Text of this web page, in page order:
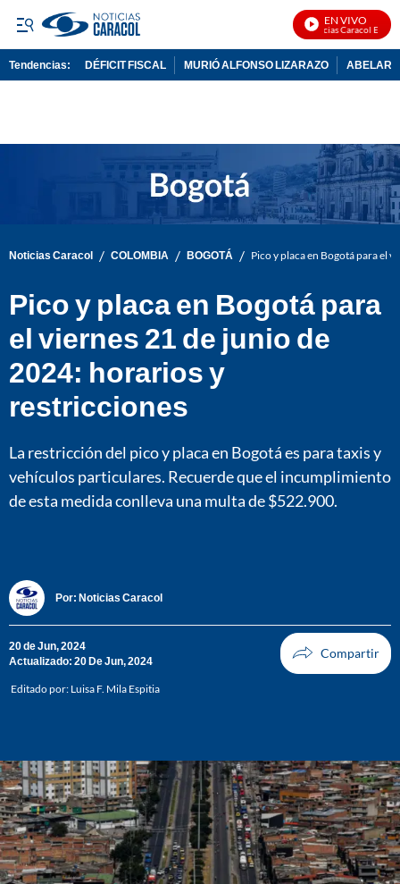
EN VIVO
Noticias Caracol En Vivo
Tendencias: DÉFICIT FISCAL MURIÓ ALFONSO LIZARAZO
Noticias Caracol / COLOMBIA / BOGOTÁ / Pico y placa en Bogotá para el
Pico y placa en Bogotá para
el viernes 21 de junio de
2024: horarios y
restricciones
La restricción del pico y placa en Bogotá es para taxis y
vehículos particulares. Recuerde que el incumplimiento
de esta medida conlleva una multa de $522.900.
Por: Noticias Caracol
20 de Jun, 2024
Actualizado: 20 De Jun, 2024
Editado por: Luisa F. Mila Espitia